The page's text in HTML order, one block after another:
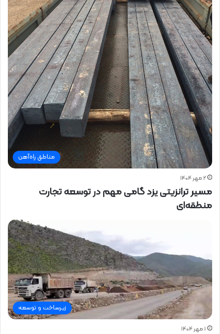
مناطق راه‌آهن
۲ مهر ۱۴۰۴
مسیر ترانزیتی یزد گامی مهم در توسعه تجارت
منطقه‌ای
زیرساخت و توسعه
۱ مهر ۱۴۰۴